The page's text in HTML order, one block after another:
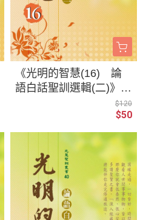
《光明的智慧(16) 論
語白話聖訓選輯(二)》/
聖賢仙佛 齊著／光慧$120
$50